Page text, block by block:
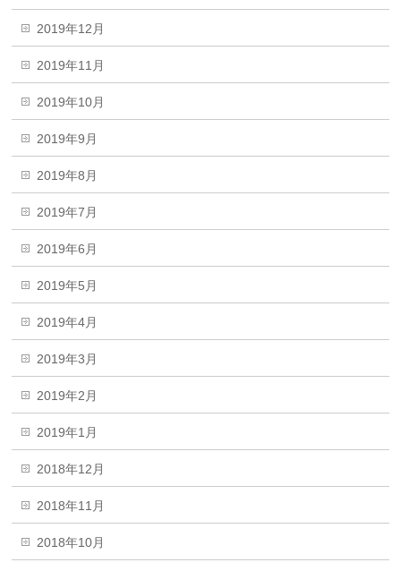
2019年12月
2019年11月
2019年10月
2019年9月
2019年8月
2019年7月
2019年6月
2019年5月
2019年4月
2019年3月
2019年2月
2019年1月
2018年12月
2018年11月
2018年10月